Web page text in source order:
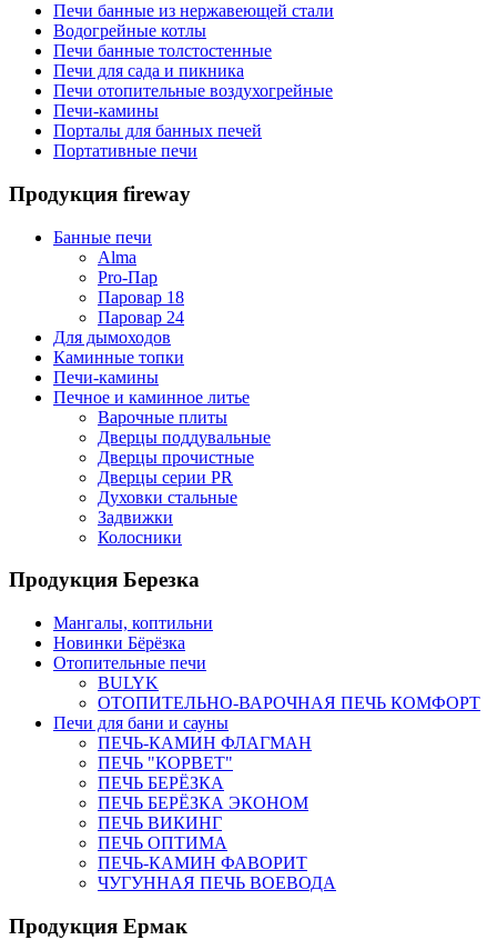
Печи банные из нержавеющей стали
Водогрейные котлы
Печи банные толстостенные
Печи для сада и пикника
Печи отопительные воздухогрейные
Печи-камины
Порталы для банных печей
Портативные печи
Продукция fireway
Банные печи
Alma
Pro-Пар
Паровар 18
Паровар 24
Для дымоходов
Каминные топки
Печи-камины
Печное и каминное литье
Варочные плиты
Дверцы поддувальные
Дверцы прочистные
Дверцы серии PR
Духовки стальные
Задвижки
Колосники
Продукция Березка
Мангалы, коптильни
Новинки Бёрёзка
Отопительные печи
BULYK
ОТОПИТЕЛЬНО-ВАРОЧНАЯ ПЕЧЬ КОМФОРТ
Печи для бани и сауны
ПЕЧЬ-КАМИН ФЛАГМАН
ПЕЧЬ "КОРВЕТ"
ПЕЧЬ БЕРЁЗКА
ПЕЧЬ БЕРЁЗКА ЭКОНОМ
ПЕЧЬ ВИКИНГ
ПЕЧЬ ОПТИМА
ПЕЧЬ-КАМИН ФАВОРИТ
ЧУГУННАЯ ПЕЧЬ ВОЕВОДА
Продукция Ермак